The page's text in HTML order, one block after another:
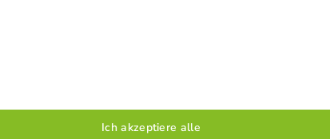
Ich akzeptiere alle